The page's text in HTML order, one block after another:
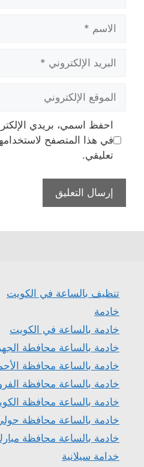
الاسم
البريد
الإلكتروني
الموقع
الإلكتروني
احفظ اسمي، بريدي
في هذا المتصفح
تعليقي.
تنظيف بالساعة في الكويت
خادمة
خادمة بالساعة في الكويت
خادمة بالساعة محافطة
خادمة بالساعة محافظة
خادمة بالساعة محافظة
خادمة بالساعة محافظة
خادمة بالساعة محافظة
خادمة بالساعة محافظة مبارك
خدامة سيلانية